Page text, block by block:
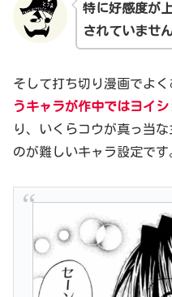
特に好感度が
されていませ
そして打ち切り漫画でよく
うキャラが作中ではヨイ
り、いくらコウが真っ当
のが難しいキャラ設定です